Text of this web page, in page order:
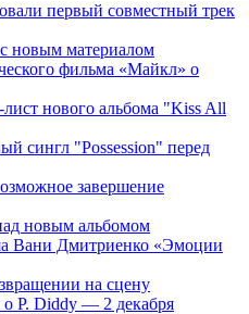
первый совместный трек
с новым материалом
фильма «Майкл» о
нового альбома "Kiss All
сингл "Possession" перед
завершение
новым альбомом
Вани Дмитриенко «Эмоции
на сцену
P. Diddy — 2 декабря